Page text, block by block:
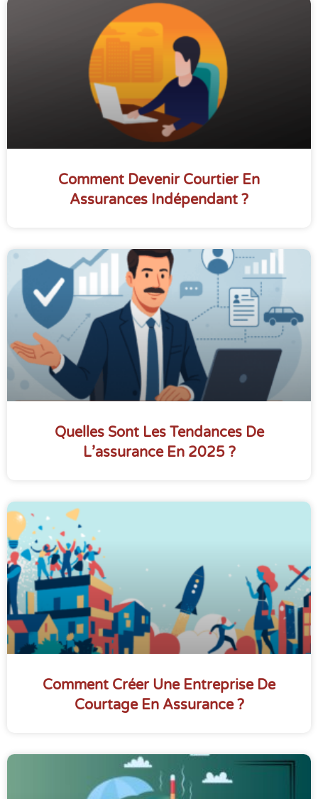
Comment Devenir Courtier En
Assurances Indépendant ?
Quelles Sont Les Tendances De
L’assurance En 2025 ?
Comment Créer Une Entreprise De
Courtage En Assurance ?